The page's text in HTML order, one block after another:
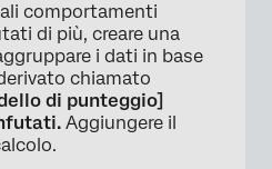
comportamenti
di più, creare una
i dati in base
chiamato
di punteggio]
Aggiungere il